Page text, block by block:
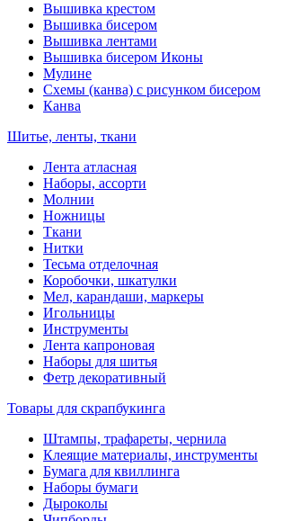
Вышивка крестом
Вышивка бисером
Вышивка лентами
Вышивка бисером Иконы
Мулине
Схемы (канва) с рисунком бисером
Канва
Шитье, ленты, ткани
Лента атласная
Наборы, ассорти
Молнии
Ножницы
Ткани
Нитки
Тесьма отделочная
Коробочки, шкатулки
Мел, карандаши, маркеры
Игольницы
Инструменты
Лента капроновая
Наборы для шитья
Фетр декоративный
Товары для скрапбукинга
Штампы, трафареты, чернила
Клеящие материалы, инструменты
Бумага для квиллинга
Наборы бумаги
Дыроколы